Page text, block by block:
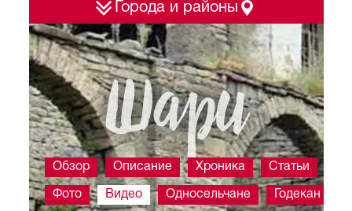
Города и районы
Шари
Обзор Описание Хроника Статьи
Фото Видео Односельчане Годекан